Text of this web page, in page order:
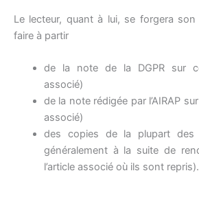
Le lecteur, quant à lui, se forgera
faire à partir
de la note de la DGPR sur
associé)
de la note rédigée par l’AIRAP
associé)
des copies de la plupart des
généralement à la suite de
l’article associé où ils sont repris).